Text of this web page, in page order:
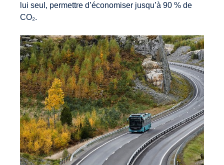
lui seul, permettre d’économiser jusqu’à 90 % de
CO₂.